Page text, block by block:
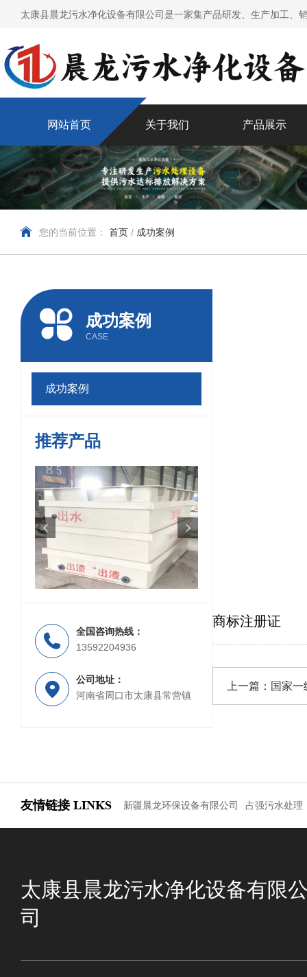
太康县晨龙污水净化设备有限公司是一家集产品研发、生产加工
网站首页 关于我们 产品展示
您的当前位置： 首页 / 成功案例
成功案例
CASE
成功案例
推荐产品
PP材质工业废水处理设备
全国咨询热线：
13592204936
公司地址：
河南省周口市太康县常营镇
商标注册证
上一篇： 国家一
友情链接 LINKS 新疆晨龙环保设备有限公司 占强污水处理
太康县晨龙污水净化设备有限
司